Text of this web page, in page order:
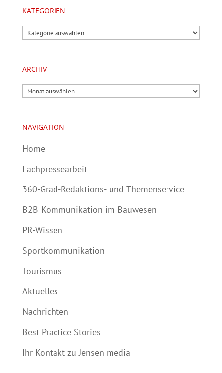
KATEGORIEN
Kategorien
ARCHIV
Archiv
NAVIGATION
Home
Fachpressearbeit
360-Grad-Redaktions- und Themenservice
B2B-Kommunikation im Bauwesen
PR-Wissen
Sportkommunikation
Tourismus
Aktuelles
Nachrichten
Best Practice Stories
Ihr Kontakt zu Jensen media